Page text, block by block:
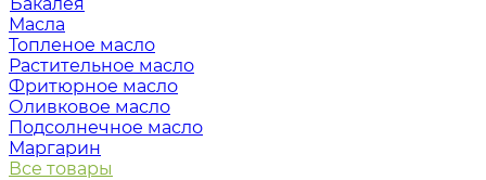
Масла
Топленое масло
Растительное масло
Фритюрное масло
Оливковое масло
Подсолнечное масло
Маргарин
Все товары